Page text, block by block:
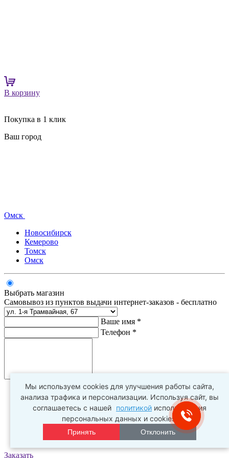
В корзину
Покупка в 1 клик
Ваш город
Омск
Новосибирск
Кемерово
Томск
Омск
Выбрать магазин
Самовывоз из пунктов выдачи интернет-заказов - бесплатно
Ваше имя *
Телефон *
Заказать
Мы используем cookies для улучшения работы сайта,
анализа трафика и персонализации. Используя сайт, вы
соглашаетесь с нашей политикой использования
персональных данных и cookies.
Принять Отклонить